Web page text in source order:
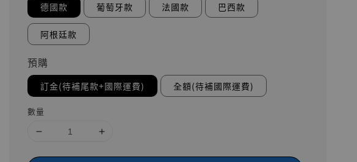
德國款 葡萄牙款 法國款 巴西款
阿根廷款
預購
訂金(待補尾款+國際運費) 全額(待補國際運費)
數量